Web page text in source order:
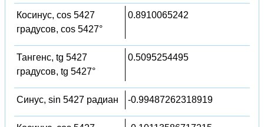
Косинус, cos 5427
градусов, cos 5427°
0.8910065242
Тангенс, tg 5427
градусов, tg 5427°
0.5095254495
Синус, sin 5427 радиан -0.99487262318919